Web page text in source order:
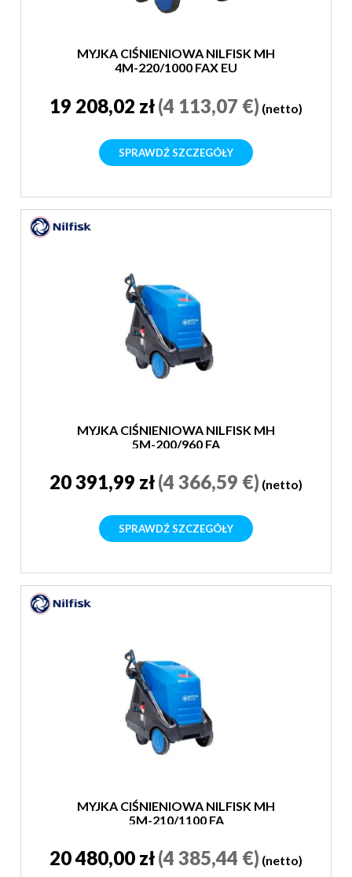
MYJKA CIŚNIENIOWA NILFISK MH
4M-220/1000 FAX EU
19 208,02 zł(4 113,07 €) (netto)
SPRAWDŹ SZCZEGÓŁY
MYJKA CIŚNIENIOWA NILFISK MH
5M-200/960 FA
20 391,99 zł(4 366,59 €) (netto)
SPRAWDŹ SZCZEGÓŁY
MYJKA CIŚNIENIOWA NILFISK MH
5M-210/1100 FA
20 480,00 zł(4 385,44 €) (netto)